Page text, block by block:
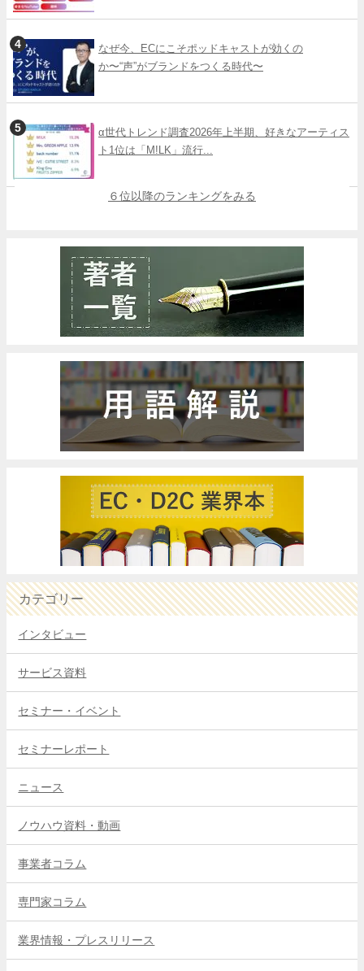
なぜ今、ECにこそポッドキャストが効くの
か〜“声”がブランドをつくる時代〜
α世代トレンド調査2026年上半期、好きなアーティス
ト1位は「M!LK」流行...
６位以降のランキングをみる
カテゴリー
インタビュー
サービス資料
セミナー・イベント
セミナーレポート
ニュース
ノウハウ資料・動画
事業者コラム
専門家コラム
業界情報・プレスリリース